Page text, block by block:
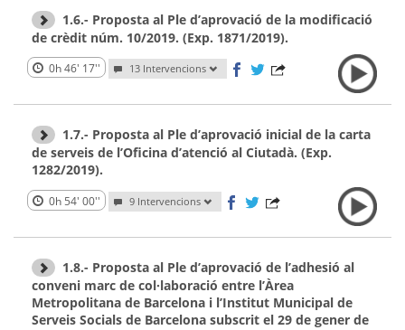
1.6.- Proposta al Ple d’aprovació de la modificació
de crèdit núm. 10/2019. (Exp. 1871/2019).
0h 46' 17'' 13 Intervencions
1.7.- Proposta al Ple d’aprovació inicial de la carta
de serveis de l’Oficina d’atenció al Ciutadà. (Exp.
1282/2019).
0h 54' 00'' 9 Intervencions
1.8.- Proposta al Ple d’aprovació de l’adhesió al
conveni marc de col·laboració entre l’Àrea
Metropolitana de Barcelona i l’Institut Municipal de
Serveis Socials de Barcelona subscrit el 29 de gener de